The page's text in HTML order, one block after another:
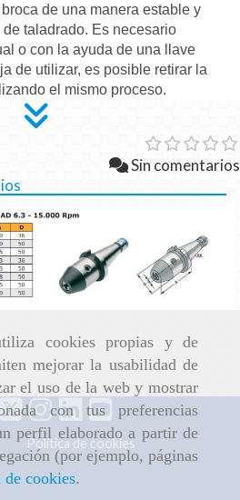
cookies propias y de
mejorar la usabilidad de
el uso de la web y mostrar
con tus preferencias
perfil elaborado a partir de
(por ejemplo, páginas
cookies.
de una manera estable y
taladrado. Es necesario
o con la ayuda de una llave
de utilizar, es posible retirar la
el mismo proceso.
Sin comentarios
Política de cookies